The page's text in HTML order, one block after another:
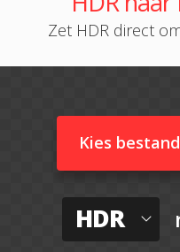
Zet HDR direct
Kies
HDR